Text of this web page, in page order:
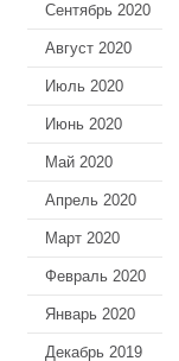
Сентябрь 2020
Август 2020
Июль 2020
Июнь 2020
Май 2020
Апрель 2020
Март 2020
Февраль 2020
Январь 2020
Декабрь 2019